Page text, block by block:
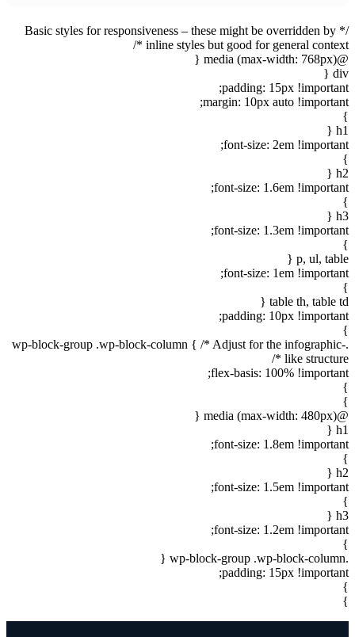
/* Basic styles for responsiveness – these might be overridden by
inline styles but good for general context */
@media (max-width: 768px) {
div {
padding: 15px !important;
margin: 10px auto !important;
}
h1 {
font-size: 2em !important;
}
h2 {
font-size: 1.6em !important;
}
h3 {
font-size: 1.3em !important;
}
p, ul, table {
font-size: 1em !important;
}
table th, table td {
padding: 10px !important;
}
.wp-block-group .wp-block-column { /* Adjust for the infographic-
like structure */
flex-basis: 100% !important;
}
}
@media (max-width: 480px) {
h1 {
font-size: 1.8em !important;
}
h2 {
font-size: 1.5em !important;
}
h3 {
font-size: 1.2em !important;
}
.wp-block-group .wp-block-column {
padding: 15px !important;
}
}